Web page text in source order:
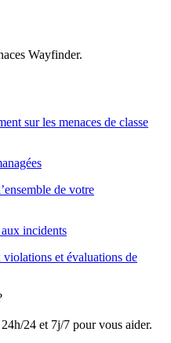
Wayfinder.
sur les menaces de classe
de votre
incidents
et évaluations de
24 et 7j/7 pour vous aider.